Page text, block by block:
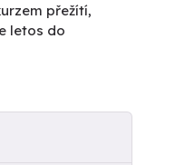
přežítí,
letos do